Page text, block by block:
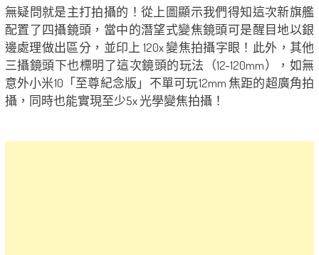
無疑問就是主打拍攝的！從上圖顯示我們得知這次新旗艦
配置了四攝鏡頭，當中的潛望式變焦鏡頭可是醒目地以銀
邊處理做出區分，並印上 120x 變焦拍攝字眼！此外，其他
三攝鏡頭下也標明了這次鏡頭的玩法（12-120mm），如無
意外小米10「至尊紀念版」不單可玩12mm 焦距的超廣角拍
攝，同時也能實現至少5x 光學變焦拍攝！